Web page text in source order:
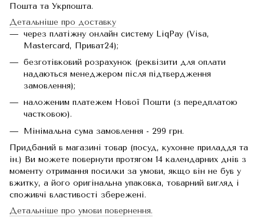
Пошта та Укрпошта.
Детальніше про доставку
через платіжну онлайн систему LiqPay (Visa,
Mastercard, Приват24);
безготівковий розрахунок (реквізити для оплати
надаються менеджером після підтвердження
замовлення);
наложеним платежем Нової Пошти (з передплатою
частковою).
Мінімальна сума замовлення - 299 грн.
Придбаний в магазині товар (посуд, кухонне приладдя та
ін.) Ви можете повернути протягом 14 календарних днів з
моменту отримання посилки за умови, якщо він не був у
вжитку, а його оригінальна упаковка, товарний вигляд і
споживчі властивості збережені.
Детальніше про умови повернення.